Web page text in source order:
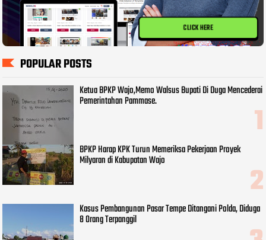
CLICK HERE
POPULAR POSTS
Ketua BPKP Wajo,Memo Walsus Bupati Di Duga Mencederai
Pemerintahan Pammase.
BPKP Harap KPK Turun Memeriksa Pekerjaan Proyek
Milyaran di Kabupatan Wajo
Kasus Pembangunan Pasar Tempe Ditangani Polda, Diduga
8 Orang Terpanggil